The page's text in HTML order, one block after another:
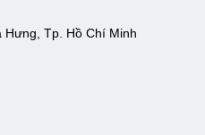
Tp. Hồ Chí Minh